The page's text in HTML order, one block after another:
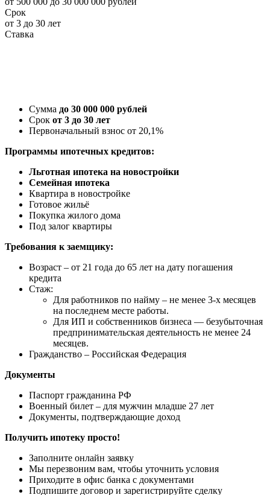
Срок
от 3 до 30 лет
Ставка
Сумма до 30 000 000 рублей
Срок от 3 до 30 лет
Первоначальный взнос от 20,1%
Программы ипотечных кредитов:
Льготная ипотека на новостройки
Семейная ипотека
Квартира в новостройке
Готовое жильё
Покупка жилого дома
Под залог квартиры
Требования к заемщику:
Возраст – от 21 года до 65 лет на дату погашения
кредита
Стаж:
Для работников по найму – не менее 3-х месяцев
на последнем месте работы.
Для ИП и собственников бизнеса — безубыточная
предпринимательская деятельность не менее 24
месяцев.
Гражданство – Российская Федерация
Документы
Паспорт гражданина РФ
Военный билет – для мужчин младше 27 лет
Документы, подтверждающие доход
Получить ипотеку просто!
Заполните онлайн заявку
Мы перезвоним вам, чтобы уточнить условия
Приходите в офис банка с документами
Подпишите договор и зарегистрируйте сделку